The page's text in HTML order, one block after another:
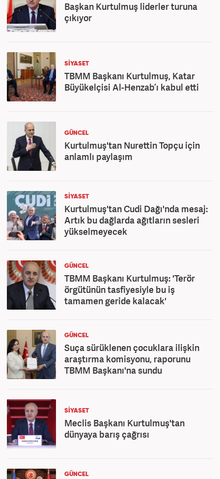
Başkan Kurtulmuş liderler turuna
çıkıyor
SİYASET
TBMM Başkanı Kurtulmuş, Katar
Büyükelçisi Al-Henzab’ı kabul etti
GÜNCEL
Kurtulmuş'tan Nurettin Topçu için
anlamlı paylaşım
SİYASET
Kurtulmuş'tan Cudi Dağı'nda mesaj:
Artık bu dağlarda ağıtların sesleri
yükselmeyecek
GÜNCEL
TBMM Başkanı Kurtulmuş: 'Terör
örgütünün tasfiyesiyle bu iş
tamamen geride kalacak'
GÜNCEL
Suça sürüklenen çocuklara ilişkin
araştırma komisyonu, raporunu
TBMM Başkanı'na sundu
SİYASET
Meclis Başkanı Kurtulmuş'tan
dünyaya barış çağrısı
GÜNCEL